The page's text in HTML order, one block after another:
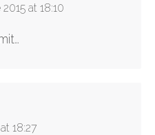
at 18:10
18:27